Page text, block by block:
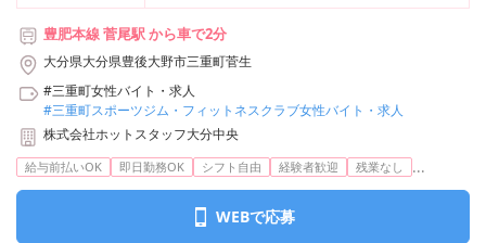
豊肥本線 菅尾駅 から車で2分
大分県大分県豊後大野市三重町菅生
#三重町女性バイト・求人
#三重町スポーツジム・フィットネスクラブ女性バイト・求人
株式会社ホットスタッフ大分中央
給与前払いOK 即日勤務OK シフト自由 経験者歓迎 残業なし ...
WEBで応募